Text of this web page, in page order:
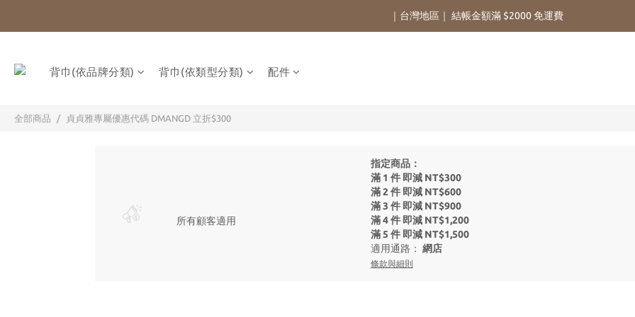
｜台灣地區｜ 結帳金額滿 $2000 免運費
背巾(依品牌分類) 背巾(依類型分類) 配件
全部商品 貞貞雅專屬優惠代碼 DMANGD 立折$300
所有顧客適用
指定商品：
滿 1 件 即減 NT$300
滿 2 件 即減 NT$600
滿 3 件 即減 NT$900
滿 4 件 即減 NT$1,200
滿 5 件 即減 NT$1,500
適用通路： 網店
條款與細則